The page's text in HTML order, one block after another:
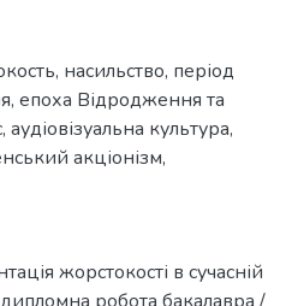
, насильство, період
, епоха Відродження та
, аудіовізуальна культура,
акціонізм,
жорстокості в сучасній
дипломна робота бакалавра /